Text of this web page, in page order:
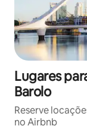
Lugares
Barolo
Reserve
no Airbnb